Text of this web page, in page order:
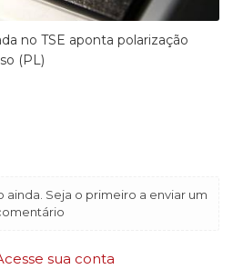
no TSE aponta polarização
(PL)
Seja o primeiro a enviar um
sua conta